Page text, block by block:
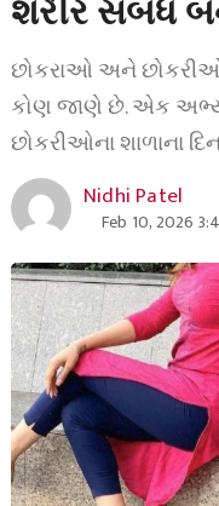
શરીર સબંધ
છોકરાઓ અને
કોણ જાણે છે. એક
છોકરીઓના શાળાના
Nidhi Patel
Feb 10, 2026